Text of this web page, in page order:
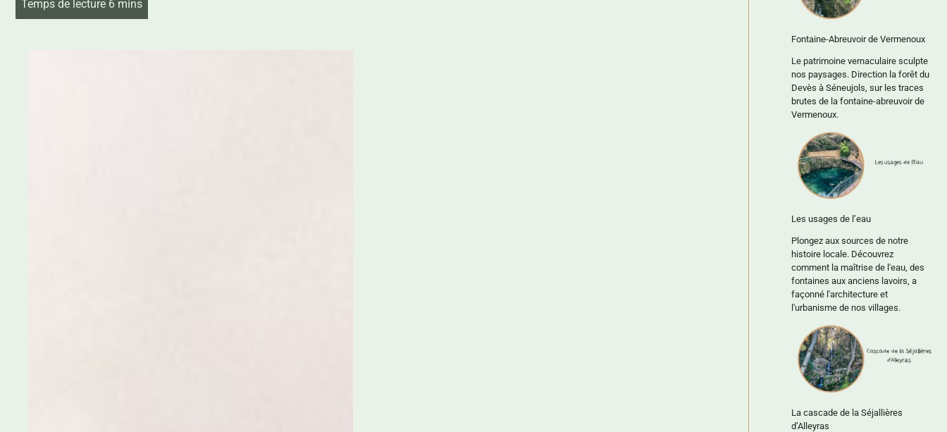
Fontaine-Abreuvoir de Vermenoux
Le patrimoine vernaculaire sculpte
nos paysages. Direction la forêt du
Devès à Séneujols, sur les traces
brutes de la fontaine-abreuvoir de
Vermenoux.
Les usages de l’eau
Plongez aux sources de notre
histoire locale. Découvrez
comment la maîtrise de l'eau, des
fontaines aux anciens lavoirs, a
façonné l'architecture et
l'urbanisme de nos villages.
La cascade de la Séjallières
d’Alleyras